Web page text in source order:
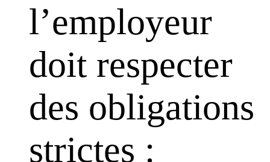
l’employeur
doit respecter
des obligations
strictes :